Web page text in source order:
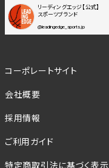
リーディングエッジ【公式】
スポーツブランド
@leadingedge_sports.jp
コーポレートサイト
会社概要
採用情報
ご利用ガイド
特定商取引法に基づく表示